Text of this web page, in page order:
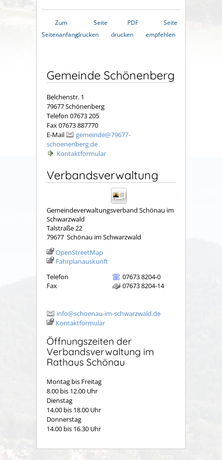
Zum
Seitenanfang
Seite
drucken
PDF
drucken
Seite
empfehlen
Gemeinde Schönenberg
Belchenstr. 1
79677 Schönenberg
Telefon 07673 205
Fax 07673 887770
E-Mail
gemeinde@79677-
schoenenberg.de
Kontaktformular
Verbandsverwaltung
Gemeindeverwaltungsverband Schönau im
Schwarzwald
Talstraße 22
79677 Schönau im Schwarzwald
OpenStreetMap
Fahrplanauskunft
Telefon
07673 8204-0
Fax
07673 8204-14
info@schoenau-im-schwarzwald.de
Kontaktformular
Öffnungszeiten der
Verbandsverwaltung im
Rathaus Schönau
Montag bis Freitag
8.00 bis 12.00 Uhr
Dienstag
14.00 bis 18.00 Uhr
Donnerstag
14.00 bis 16.30 Uhr